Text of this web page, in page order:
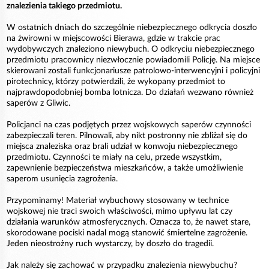
znalezienia takiego przedmiotu.
W ostatnich dniach do szczególnie niebezpiecznego odkrycia doszło
na żwirowni w miejscowości Bierawa, gdzie w trakcie prac
wydobywczych znaleziono niewybuch. O odkryciu niebezpiecznego
przedmiotu pracownicy niezwłocznie powiadomili Policję. Na miejsce
skierowani zostali funkcjonariusze patrolowo-interwencyjni i policyjni
pirotechnicy, którzy potwierdzili, że wykopany przedmiot to
najprawdopodobniej bomba lotnicza. Do działań wezwano również
saperów z Gliwic.
Policjanci na czas podjętych przez wojskowych saperów czynności
zabezpieczali teren. Pilnowali, aby nikt postronny nie zbliżał się do
miejsca znaleziska oraz brali udział w konwoju niebezpiecznego
przedmiotu. Czynności te miały na celu, przede wszystkim,
zapewnienie bezpieczeństwa mieszkańców, a także umożliwienie
saperom usunięcia zagrożenia.
Przypominamy! Materiał wybuchowy stosowany w technice
wojskowej nie traci swoich właściwości, mimo upływu lat czy
działania warunków atmosferycznych. Oznacza to, że nawet stare,
skorodowane pociski nadal mogą stanowić śmiertelne zagrożenie.
Jeden nieostrożny ruch wystarczy, by doszło do tragedii.
Jak należy się zachować w przypadku znalezienia niewybuchu?